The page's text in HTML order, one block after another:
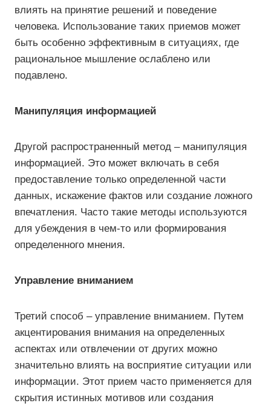
влиять на принятие решений и поведение
человека. Использование таких приемов может
быть особенно эффективным в ситуациях, где
рациональное мышление ослаблено или
подавлено.
Манипуляция информацией
Другой распространенный метод – манипуляция
информацией. Это может включать в себя
предоставление только определенной части
данных, искажение фактов или создание ложного
впечатления. Часто такие методы используются
для убеждения в чем-то или формирования
определенного мнения.
Управление вниманием
Третий способ – управление вниманием. Путем
акцентирования внимания на определенных
аспектах или отвлечении от других можно
значительно влиять на восприятие ситуации или
информации. Этот прием часто применяется для
скрытия истинных мотивов или создания